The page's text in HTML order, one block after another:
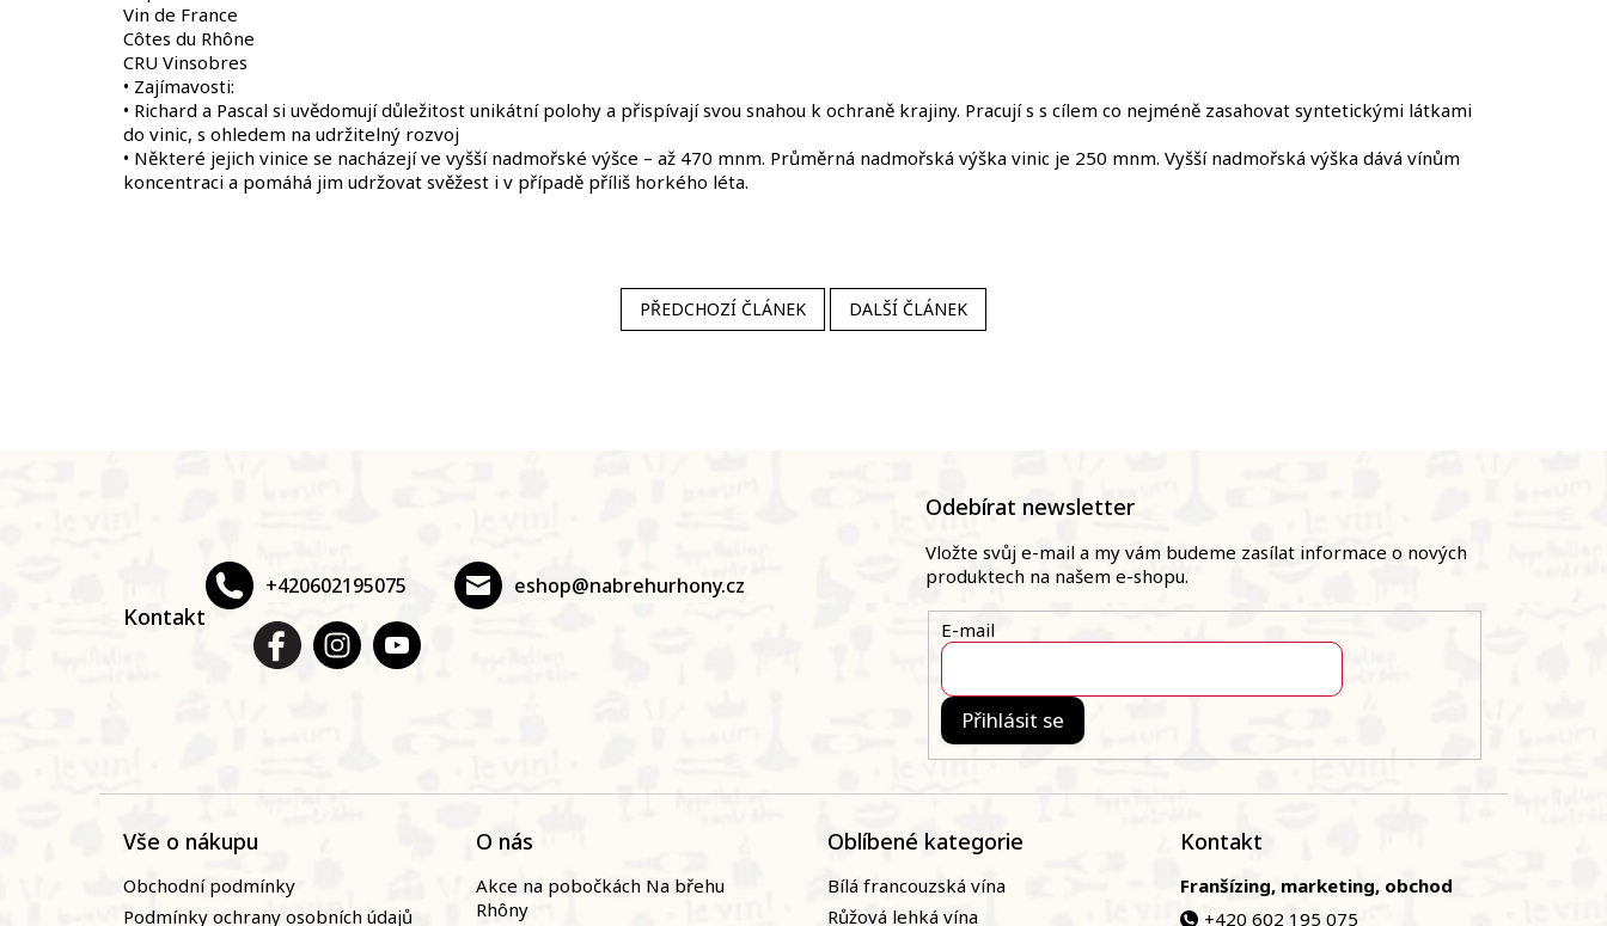
Vin de France
Côtes du Rhône
CRU Vinsobres
• Zajímavosti:
• Richard a Pascal si uvědomují důležitost unikátní polohy a přispívají svou snahou k ochraně krajiny. Pracují s s cílem co nejméně zasahovat syntetickými látkami
do vinic, s ohledem na udržitelný rozvoj
• Některé jejich vinice se nacházejí ve vyšší nadmořské výšce – až 470 mnm. Průměrná nadmořská výška vinic je 250 mnm. Vyšší nadmořská výška dává vínům
koncentraci a pomáhá jim udržovat svěžest i v případě příliš horkého léta.
PŘEDCHOZÍ ČLÁNEK DALŠÍ ČLÁNEK
Kontakt
eshop@nabrehurhony.cz
+420602195075
Odebírat newsletter
Vložte svůj e-mail a my vám budeme zasílat informace o nových
produktech na našem e-shopu.
E-mail
Přihlásit se
Vše o nákupu
Obchodní podmínky
Podmínky ochrany osobních údajů
O nás
Akce na pobočkách Na břehu
Rhôny
Oblíbené kategorie
Bílá francouzská vína
Růžová lehká vína
Kontakt
Franšízing, marketing, obchod
+420 602 195 075